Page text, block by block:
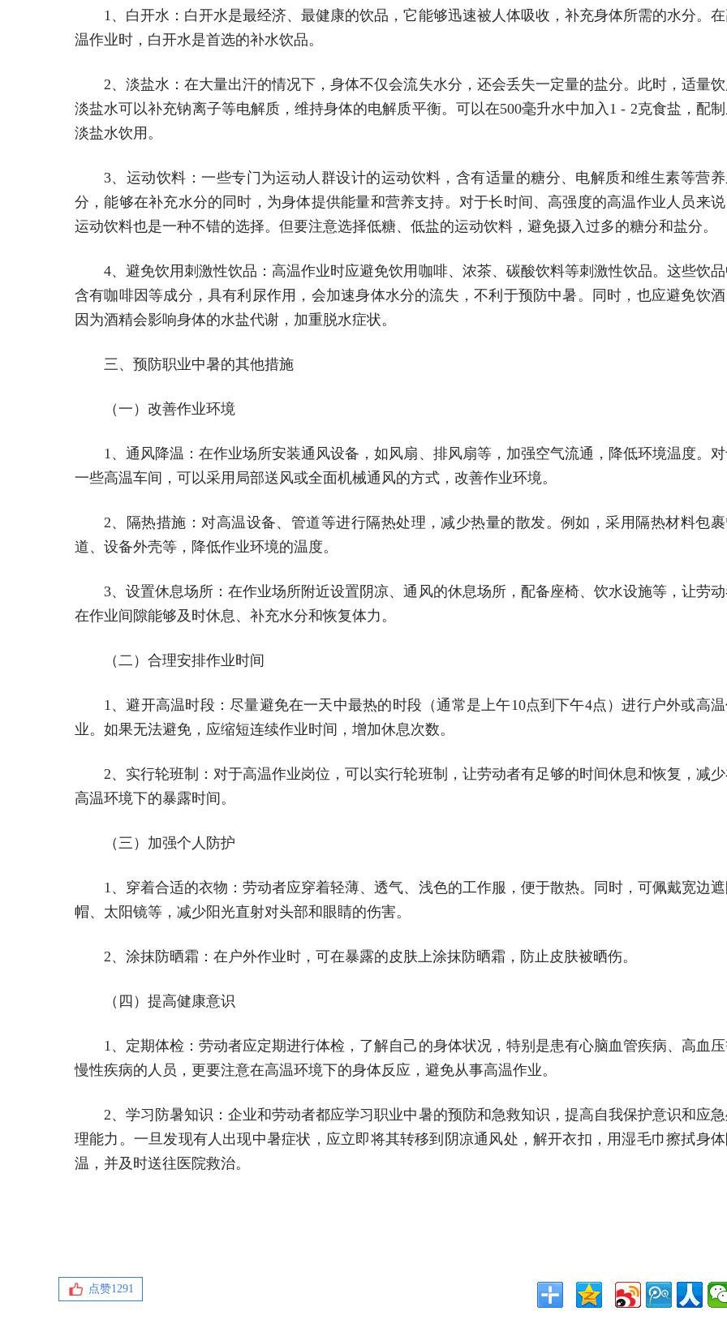
1、白开水：白开水是最经济、最健康的饮品，它能够迅速被人体吸收，补充身体所需的水分。
温作业时，白开水是首选的补水饮品。
2、淡盐水：在大量出汗的情况下，身体不仅会流失水分，还会丢失一定量的盐分。此时，适量饮
淡盐水可以补充钠离子等电解质，维持身体的电解质平衡。可以在500毫升水中加入1 - 2克食盐，配
淡盐水饮用。
3、运动饮料：一些专门为运动人群设计的运动饮料，含有适量的糖分、电解质和维生素等营
分，能够在补充水分的同时，为身体提供能量和营养支持。对于长时间、高强度的高温作业人员来说
运动饮料也是一种不错的选择。但要注意选择低糖、低盐的运动饮料，避免摄入过多的糖分和盐分。
4、避免饮用刺激性饮品：高温作业时应避免饮用咖啡、浓茶、碳酸饮料等刺激性饮品。这些饮品
含有咖啡因等成分，具有利尿作用，会加速身体水分的流失，不利于预防中暑。同时，也应避免饮酒
因为酒精会影响身体的水盐代谢，加重脱水症状。
三、预防职业中暑的其他措施
（一）改善作业环境
1、通风降温：在作业场所安装通风设备，如风扇、排风扇等，加强空气流通，降低环境温度。
一些高温车间，可以采用局部送风或全面机械通风的方式，改善作业环境。
2、隔热措施：对高温设备、管道等进行隔热处理，减少热量的散发。例如，采用隔热材料包
道、设备外壳等，降低作业环境的温度。
3、设置休息场所：在作业场所附近设置阴凉、通风的休息场所，配备座椅、饮水设施等，让劳
在作业间隙能够及时休息、补充水分和恢复体力。
（二）合理安排作业时间
1、避开高温时段：尽量避免在一天中最热的时段（通常是上午10点到下午4点）进行户外或高
业。如果无法避免，应缩短连续作业时间，增加休息次数。
2、实行轮班制：对于高温作业岗位，可以实行轮班制，让劳动者有足够的时间休息和恢复，减
高温环境下的暴露时间。
（三）加强个人防护
1、穿着合适的衣物：劳动者应穿着轻薄、透气、浅色的工作服，便于散热。同时，可佩戴宽边遮
帽、太阳镜等，减少阳光直射对头部和眼睛的伤害。
2、涂抹防晒霜：在户外作业时，可在暴露的皮肤上涂抹防晒霜，防止皮肤被晒伤。
（四）提高健康意识
1、定期体检：劳动者应定期进行体检，了解自己的身体状况，特别是患有心脑血管疾病、高血
慢性疾病的人员，更要注意在高温环境下的身体反应，避免从事高温作业。
2、学习防暑知识：企业和劳动者都应学习职业中暑的预防和急救知识，提高自我保护意识和应
理能力。一旦发现有人出现中暑症状，应立即将其转移到阴凉通风处，解开衣扣，用湿毛巾擦拭身
温，并及时送往医院救治。
点赞1291